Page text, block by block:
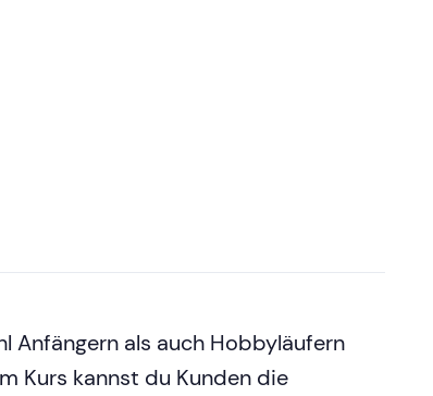
Anfängern als auch Hobbyläufern
Kurs kannst du Kunden die